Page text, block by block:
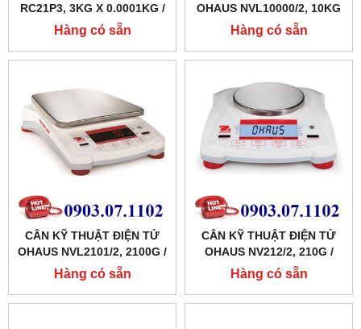
RC21P3, 3KG X 0.0001KG /
3000G X 0.1G
Hàng có sẵn
OHAUS NVL10000/2, 10KG
X 1G)
Hàng có sẵn
CÂN KỸ THUẬT ĐIỆN TỬ
OHAUS NVL2101/2, 2100G /
0.1G
Hàng có sẵn
CÂN KỸ THUẬT ĐIỆN TỬ
OHAUS NV212/2, 210G /
0.01G
Hàng có sẵn